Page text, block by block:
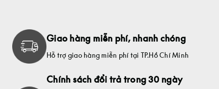
Giao hàng miễn phí, nhanh chóng
Hỗ trợ giao hàng miễn phí tại TP.Hồ Chí Minh
Chính sách đổi trả trong 30 ngày